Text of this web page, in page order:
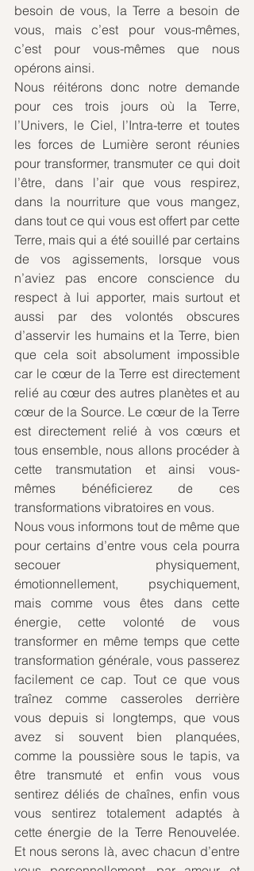
besoin de vous, la Terre a besoin de
vous, mais c’est pour vous-mêmes,
c’est pour vous-mêmes que nous
opérons ainsi.
Nous réitérons donc notre demande
pour ces trois jours où la Terre,
l’Univers, le Ciel, l’Intra-terre et toutes
les forces de Lumière seront réunies
pour transformer, transmuter ce qui doit
l’être, dans l’air que vous respirez,
dans la nourriture que vous mangez,
dans tout ce qui vous est offert par cette
Terre, mais qui a été souillé par certains
de vos agissements, lorsque vous
n’aviez pas encore conscience du
respect à lui apporter, mais surtout et
aussi par des volontés obscures
d’asservir les humains et la Terre, bien
que cela soit absolument impossible
car le cœur de la Terre est directement
relié au cœur des autres planètes et au
cœur de la Source. Le cœur de la Terre
est directement relié à vos cœurs et
tous ensemble, nous allons procéder à
cette transmutation et ainsi vous-
mêmes bénéficierez de ces
transformations vibratoires en vous.
Nous vous informons tout de même que
pour certains d’entre vous cela pourra
secouer physiquement,
émotionnellement, psychiquement,
mais comme vous êtes dans cette
énergie, cette volonté de vous
transformer en même temps que cette
transformation générale, vous passerez
facilement ce cap. Tout ce que vous
traînez comme casseroles derrière
vous depuis si longtemps, que vous
avez si souvent bien planquées,
comme la poussière sous le tapis, va
être transmuté et enfin vous vous
sentirez déliés de chaînes, enfin vous
vous sentirez totalement adaptés à
cette énergie de la Terre Renouvelée.
Et nous serons là, avec chacun d’entre